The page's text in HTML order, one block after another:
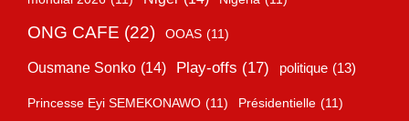
ONG CAFE (22) OOAS (11)
Ousmane Sonko (14) Play-offs (17) politique (13)
Princesse Eyi SEMEKONAWO (11) Présidentielle (11)